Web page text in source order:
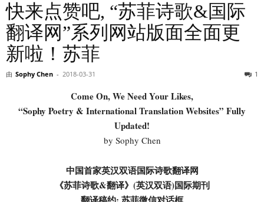
快来点赞吧, “苏菲诗歌&国际
翻译网”系列网站版面全面更
新啦！苏菲
由 Sophy Chen - 2018-03-31 1
Come On, We Need Your Likes,
“Sophy Poetry & International Translation Websites” Fully
Updated!
by Sophy Chen
中国首家英汉双语国际诗歌翻译网
《苏菲诗歌&翻译》(英汉双语)国际期刊